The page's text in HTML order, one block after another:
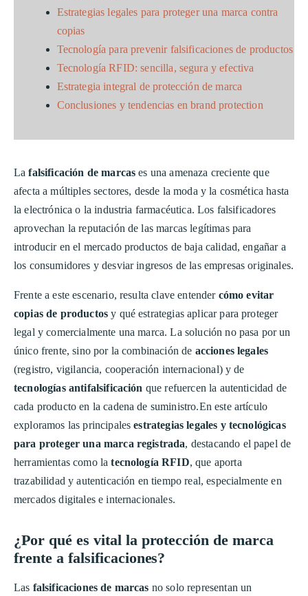
Estrategias legales para proteger una marca contra
copias
Tecnología para prevenir falsificaciones de productos
Tecnología RFID: sencilla, segura y efectiva
Estrategia integral de protección de marca
Conclusiones y tendencias en brand protection
Lafalsificación de marcas es una amenaza creciente que
afecta a múltiples sectores, desde la moda y la cosmética hasta
la electrónica o la industria farmacéutica. Los falsificadores
aprovechan la reputación de las marcas legítimas para
introducir en el mercado productos de baja calidad, engañar a
los consumidores y desviar ingresos de las empresas originales.
Frente a este escenario, resulta clave entender cómo evitar
copias de productos y qué estrategias aplicar para proteger
legal y comercialmente una marca. La solución no pasa por un
único frente, sino por la combinación de acciones legales
(registro, vigilancia, cooperación internacional) y de
tecnologías antifalsificación que refuercen la autenticidad de
cada producto en la cadena de suministro.En este artículo
exploramos las principalesestrategias legales y tecnológicas
para proteger una marca registrada, destacando el papel de
herramientas como latecnología RFID, que aporta
trazabilidad y autenticación en tiempo real, especialmente en
mercados digitales e internacionales.
¿Por qué es vital la protección de marca
frente a falsificaciones?
Las falsificaciones de marcas no solo representan un